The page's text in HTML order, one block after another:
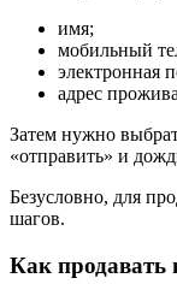
имя;
мобильный
электронная
адрес
Затем нужно
«отправить» и
Безусловно, для
шагов.
Как продавать